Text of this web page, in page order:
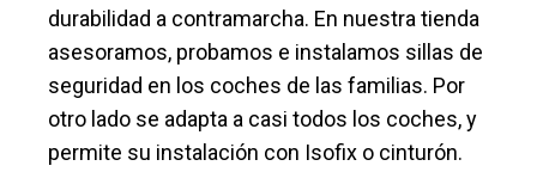
durabilidad a contramarcha. En nuestra tienda
asesoramos, probamos e instalamos sillas de
seguridad en los coches de las familias. Por
otro lado se adapta a casi todos los coches, y
permite su instalación con Isofix o cinturón.